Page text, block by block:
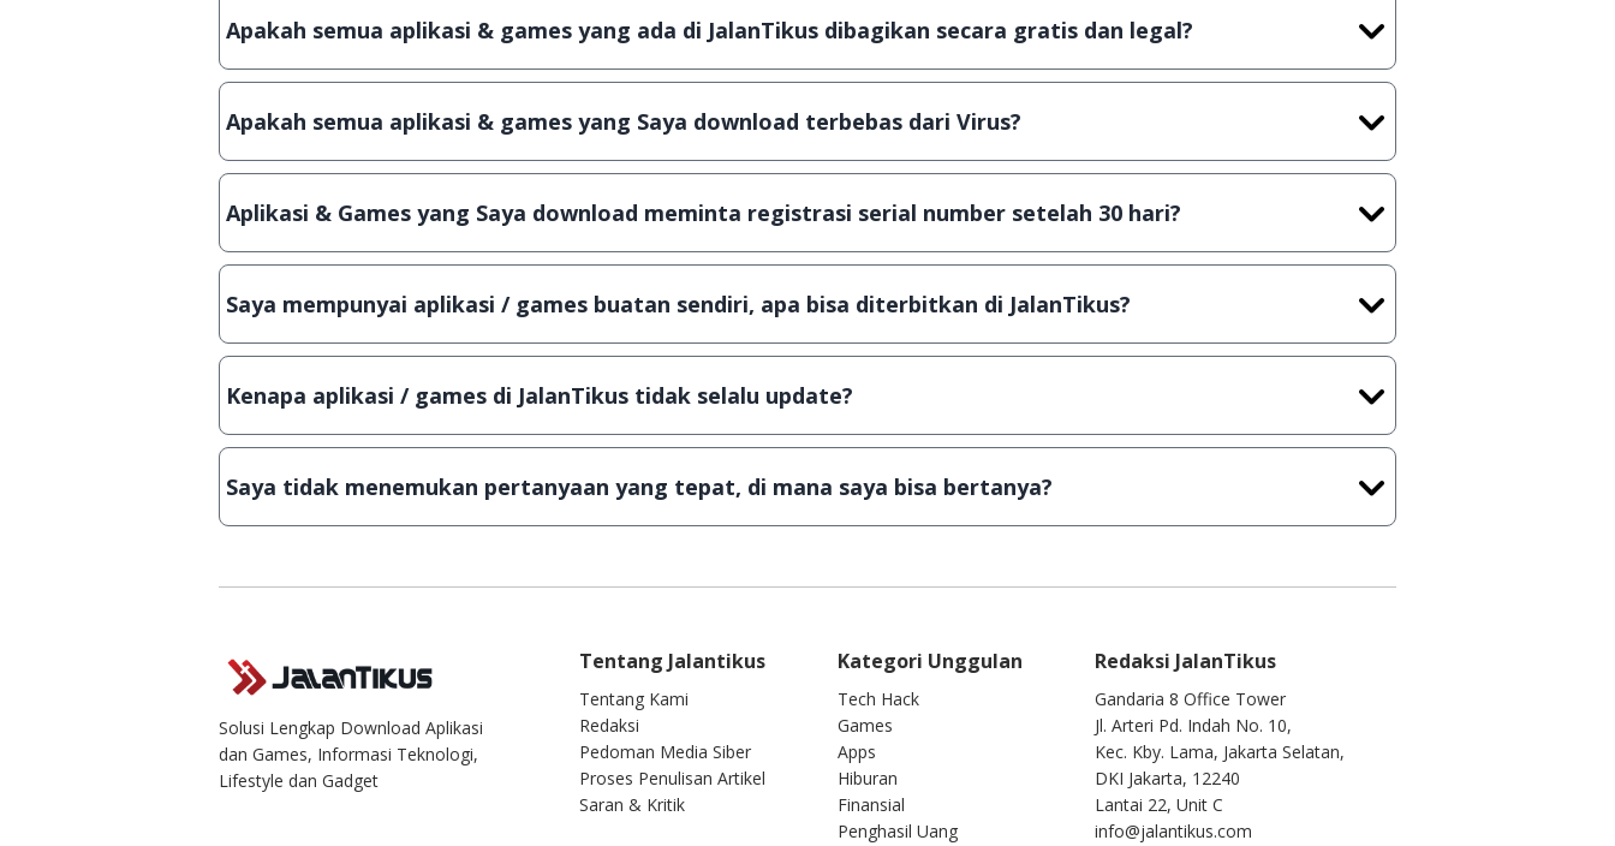
Apakah semua aplikasi & games yang ada di JalanTikus dibagikan secara gratis dan legal?
Ya, JalanTikus hanya membagikan aplikasi & games yang gratis (Freeware) dan legal, dalam artian tidak (bajakan) hasil crack,
Apakah semua aplikasi & games yang Saya download terbebas dari Virus?
Ya, JalanTikus selalu melakukan scanning dengan 3 jenis Antivirus (Kaspersky, AVG & Avast) sebelum menerbitkan suatu
Aplikasi & Games yang Saya download meminta registrasi serial number setelah 30 hari?
Meskipun dibagikan secara gratis, namun ada beberapa aplikasi & games yang dibagikan secara Shareware, dalam arti hanya
Saya mempunyai aplikasi / games buatan sendiri, apa bisa diterbitkan di JalanTikus?
Tentu saja bisa. Silahkan kirim email keinfo@jalantikus.comdengan menyertakan Nama Aplikasi/Games, Deskripsi serta
Kenapa aplikasi / games di JalanTikus tidak selalu update?
Demi menjaga kualitas aplikasi dan games yang ada di JalanTikus, hingga saat ini kita masih melakukan upload-download
Saya tidak menemukan pertanyaan yang tepat, di mana saya bisa bertanya?
Kami dengan senang hati menjawab setiap pertanyaan yang masuk. Kirim pertanyaan kamu keinfo@jalantikus.com
Solusi Lengkap Download Aplikasi
dan Games, Informasi Teknologi,
Lifestyle dan Gadget
Redaksi JalanTikus
Gandaria 8 Office Tower
Jl. Arteri Pd. Indah No. 10,
Kec. Kby. Lama, Jakarta Selatan,
DKI Jakarta, 12240
Lantai 22, Unit C
info@jalantikus.com
Tentang Jalantikus
Tentang Kami
Redaksi
Pedoman Media Siber
Proses Penulisan Artikel
Saran & Kritik
Kategori Unggulan
Tech Hack
Games
Apps
Hiburan
Finansial
Penghasil Uang